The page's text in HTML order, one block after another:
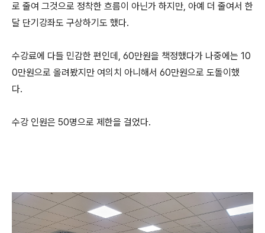
로 줄여 그것으로 정착한 흐름이 아닌가 하지만, 아예 더 줄여서 한
달 단기강좌도 구상하기도 했다.
수강료에 다들 민감한 편인데, 60만원을 책정했다가 나중에는 10
0만원으로 올려봤지만 여의치 아니해서 60만원으로 도돌이했
다.
수강 인원은 50명으로 제한을 걸었다.